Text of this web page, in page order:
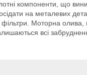
компоненти, що
на металевих
фільтри. Моторна
всі